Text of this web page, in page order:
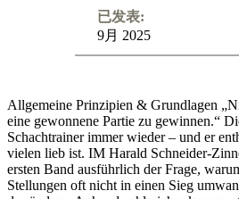
已发表:
9月 2025
Allgemeine Prinzipien & Grundlagen
eine gewonnene Partie zu gewinnen.“
Schachtrainer immer wieder – und er
vielen lieb ist. IM Harald Schneider-
ersten Band ausführlich der Frage,
Stellungen oft nicht in einen Sieg